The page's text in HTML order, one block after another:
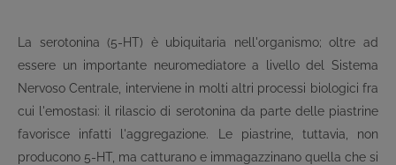
La serotonina (5-HT) è ubiquitaria nell'organismo; oltre ad
essere un importante neuromediatore a livello del Sistema
Nervoso Centrale, interviene in molti altri processi biologici fra
cui l'emostasi: il rilascio di serotonina da parte delle piastrine
favorisce infatti l'aggregazione. Le piastrine, tuttavia, non
producono 5-HT, ma catturano e immagazzinano quella che si